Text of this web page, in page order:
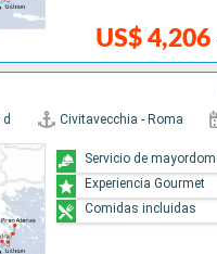
US$ 4,206
d Civitavecchia - Roma
Servicio de
Experiencia Gourmet
Comidas incluidas